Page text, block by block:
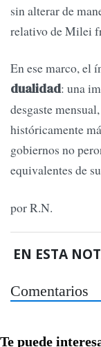
sin alterar de
relativo de Milei
En ese marco, el
dualidad: una
desgaste
históricamente
gobiernos no
equivalentes de
por R.N.
EN ESTA
Comentarios